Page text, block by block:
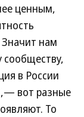
ценным,
нам
в России
вот разные
То